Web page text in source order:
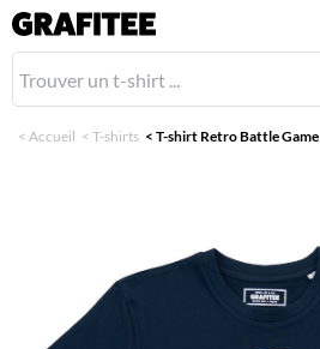
< Accueil < T-shirts < T-shirt Retro Battle Game